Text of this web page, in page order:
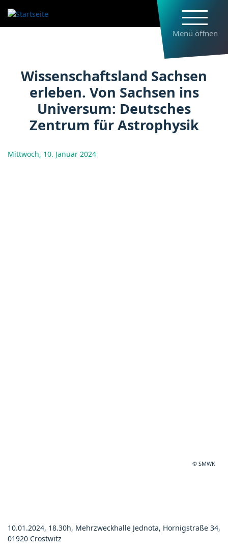
zum
Inhalt
Menü öffnen
Wissenschaftsland Sachsen
Wissenschaftsland Sachsen
erleben. Von Sachsen ins
Universum: Deutsches
Zentrum für Astrophysik
Mittwoch, 10. Januar 2024
© SMWK
10.01.2024, 18.30h, Mehrzweckhalle Jednota, Hornigstraße 34,
01920 Crostwitz